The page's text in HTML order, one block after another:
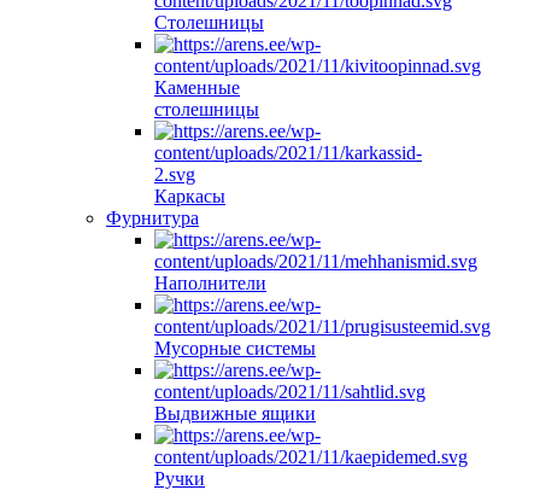
Столешницы
Каменные
столешницы
Каркасы
Фурнитура
Hаполнители
Мусорные системы
Выдвижные ящики
Ручки